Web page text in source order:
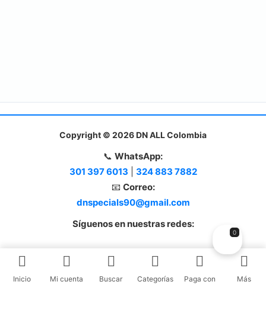
Copyright © 2026 DN ALL Colombia
📞 WhatsApp:
301 397 6013
324 883 7882
📧 Correo:
dnspecials90@gmail.com
Síguenos en nuestras redes:
Inicio Mi cuenta Buscar Categorías Paga con Más
0